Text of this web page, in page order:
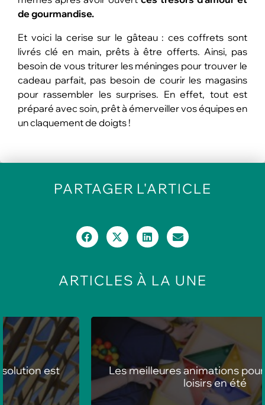
de gourmandise.
Et voici la cerise sur le gâteau : ces coffrets sont
livrés clé en main, prêts à être offerts. Ainsi, pas
besoin de vous triturer les méninges pour trouver le
cadeau parfait, pas besoin de courir les magasins
pour rassembler les surprises. En effet, tout est
préparé avec soin, prêt à émerveiller vos équipes en
un claquement de doigts !
PARTAGER L'ARTICLE
ARTICLES À LA UNE
Les meilleures animations pour centres de
loisirs en été